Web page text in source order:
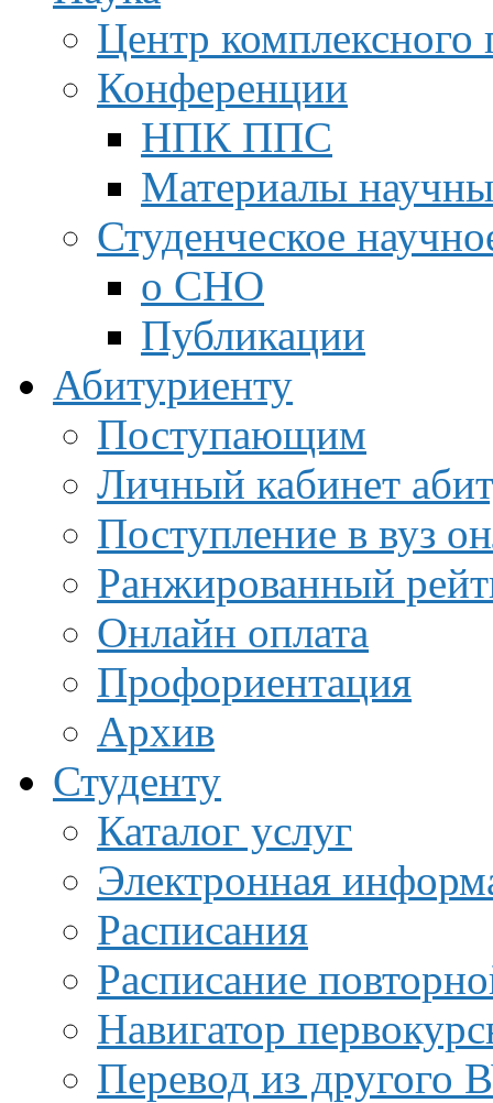
Центр
Конференции
НПК ППС
Материалы
Студенческое
о СНО
Публикации
Абитуриенту
Поступающим
Личный кабинет
Поступление в вуз
Ранжированный
Онлайн оплата
Профориентация
Архив
Студенту
Каталог услуг
Электронная
Расписания
Расписание
Навигатор
Перевод из другого